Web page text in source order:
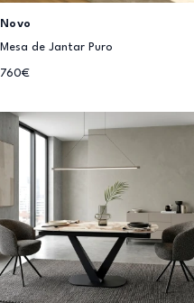
Novo
Mesa de Jantar Puro
760€